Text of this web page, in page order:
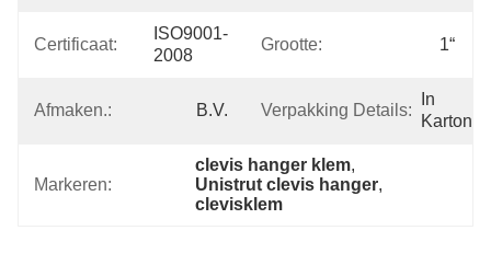
Certificaat:
ISO9001-
2008
Grootte: 1“
Afmaken.: B.V. Verpakking Details:
In
Karton
Markeren:
clevis hanger klem,
Unistrut clevis hanger,
clevisklem